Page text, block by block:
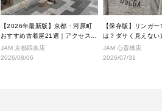
【2026年最新版】京都・河原町
おすすめ古着屋21選｜アクセス良
好な絶対行くべきショップ厳選！
JAM 京都四条店
2026/08/06
【保存版】リンガ
は？ダサく見えない
なし完全ガイド
JAM 心斎橋店
2026/07/31